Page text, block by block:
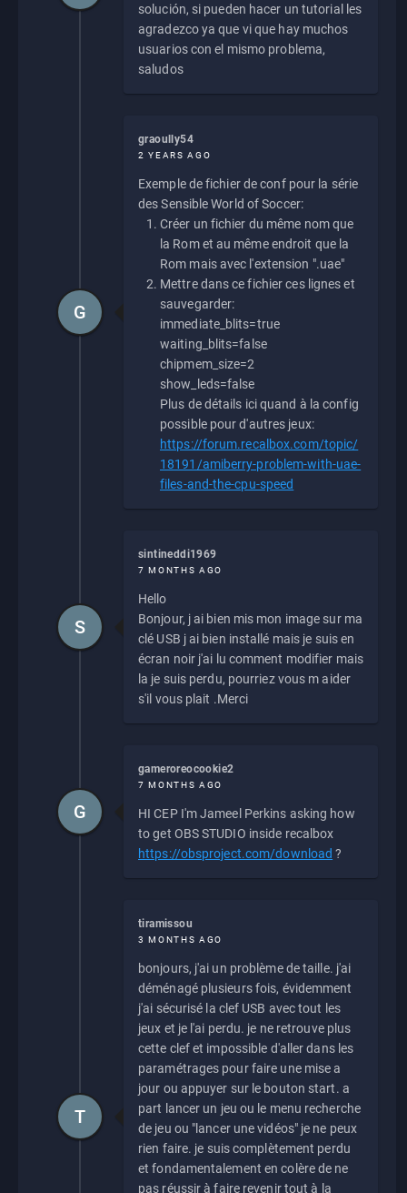
solución, si pueden hacer un tutorial les
agradezco ya que vi que hay muchos
usuarios con el mismo problema,
saludos
graoully54
2 YEARS AGO
Exemple de fichier de conf pour la série
des Sensible World of Soccer:
Créer un fichier du même nom que
la Rom et au même endroit que la
Rom mais avec l'extension ".uae"
Mettre dans ce fichier ces lignes et
sauvegarder:
immediate_blits=true
waiting_blits=false
chipmem_size=2
show_leds=false
Plus de détails ici quand à la config
possible pour d'autres jeux:
https://forum.recalbox.com/topic/
18191/amiberry-problem-with-uae-
files-and-the-cpu-speed
G
sintineddi1969
7 MONTHS AGO
Hello
Bonjour, j ai bien mis mon image sur ma
clé USB j ai bien installé mais je suis en
écran noir j'ai lu comment modifier mais
la je suis perdu, pourriez vous m aider
s'il vous plait .Merci
S
gameroreocookie2
7 MONTHS AGO
HI CEP I'm Jameel Perkins asking how
to get OBS STUDIO inside recalbox
https://obsproject.com/download ?
G
tiramissou
3 MONTHS AGO
bonjours, j'ai un problème de taille. j'ai
déménagé plusieurs fois, évidemment
j'ai sécurisé la clef USB avec tout les
jeux et je l'ai perdu. je ne retrouve plus
cette clef et impossible d'aller dans les
paramétrages pour faire une mise a
jour ou appuyer sur le bouton start. a
part lancer un jeu ou le menu recherche
de jeu ou "lancer une vidéos" je ne peux
rien faire. je suis complètement perdu
et fondamentalement en colère de ne
pas réussir à faire revenir tout à la
T